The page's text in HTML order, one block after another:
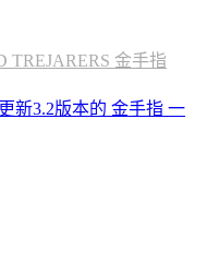
TREJARERS 金手指
新3.2版本的 金手指 一